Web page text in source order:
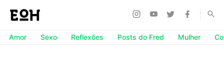
Amor Sexo Reflexões Posts do Fred Mulher